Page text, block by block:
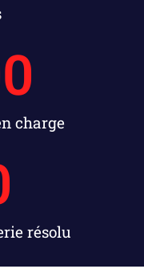
charge
résolu